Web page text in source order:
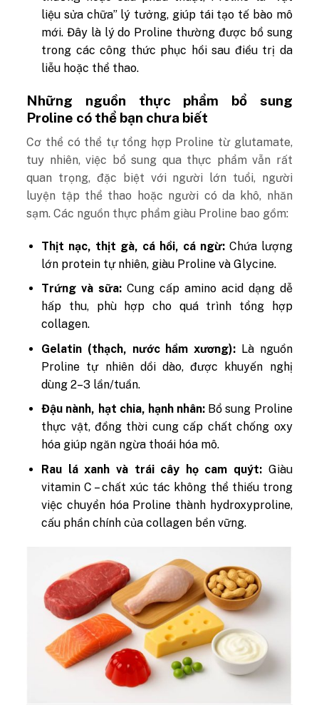
liệu sửa chữa” lý tưởng, giúp tái tạo tế bào mô
mới. Đây là lý do Proline thường được bổ sung
trong các công thức phục hồi sau điều trị da
liễu hoặc thể thao.
Những nguồn thực phẩm bổ sung
Proline có thể bạn chưa biết
Cơ thể có thể tự tổng hợp Proline từ glutamate,
tuy nhiên, việc bổ sung qua thực phẩm vẫn rất
quan trọng, đặc biệt với người lớn tuổi, người
luyện tập thể thao hoặc người có da khô, nhăn
sạm. Các nguồn thực phẩm giàu Proline bao gồm:
Thịt nạc, thịt gà, cá hồi, cá ngừ: Chứa lượng
lớn protein tự nhiên, giàu Proline và Glycine.
Trứng và sữa: Cung cấp amino acid dạng dễ
hấp thu, phù hợp cho quá trình tổng hợp
collagen.
Gelatin (thạch, nước hầm xương): Là nguồn
Proline tự nhiên dồi dào, được khuyến nghị
dùng 2–3 lần/tuần.
Đậu nành, hạt chia, hạnh nhân: Bổ sung Proline
thực vật, đồng thời cung cấp chất chống oxy
hóa giúp ngăn ngừa thoái hóa mô.
Rau lá xanh và trái cây họ cam quýt: Giàu
vitamin C – chất xúc tác không thể thiếu trong
việc chuyển hóa Proline thành hydroxyproline,
cấu phần chính của collagen bền vững.